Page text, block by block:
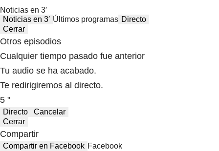
Noticias en 3′
Noticias en 3′ Últimos programas Directo
Cerrar
Otros episodios
Cualquier tiempo pasado fue anterior
Tu audio se ha acabado.
Te redirigiremos al directo.
5 "
Directo
Cancelar
Cerrar
Compartir
Compartir en Facebook Facebook